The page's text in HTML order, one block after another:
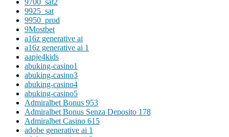
9925_sat
9950_prod
9Mostbet
a16z generative ai
a16z generative ai 1
aapje4kids
abuking-casino1
abuking-casino3
abuking-casino4
abuking-casino5
Admiralbet Bonus 953
Admiralbet Bonus Senza Deposito 178
Admiralbet Casino 615
adobe generative ai 1